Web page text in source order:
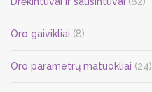
Oro gaivikliai (8)
Oro parametrų matuokliai (24)